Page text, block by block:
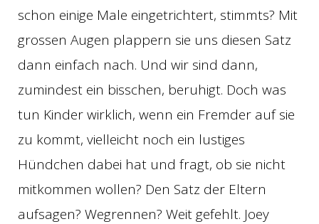
schon einige Male eingetrichtert, stimmts? Mit
grossen Augen plappern sie uns diesen Satz
dann einfach nach. Und wir sind dann,
zumindest ein bisschen, beruhigt. Doch was
tun Kinder wirklich, wenn ein Fremder auf sie
zu kommt, vielleicht noch ein lustiges
Hündchen dabei hat und fragt, ob sie nicht
mitkommen wollen? Den Satz der Eltern
aufsagen? Wegrennen? Weit gefehlt. Joey